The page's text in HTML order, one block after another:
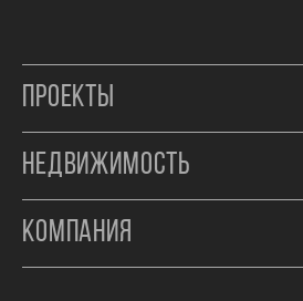
ПРОЕКТЫ
НЕДВИЖИМОСТЬ
КОМПАНИЯ